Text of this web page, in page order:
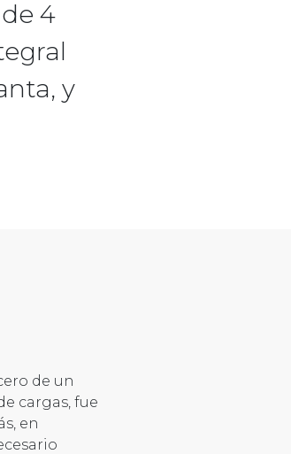
4
y
de un
cargas, fue
en